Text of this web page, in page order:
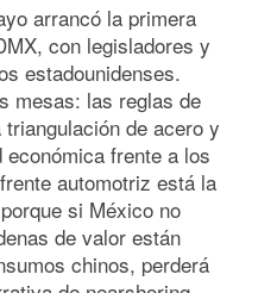
arrancó la primera
con legisladores y
estadounidenses.
mesas: las reglas de
de acero y
frente a los
automotriz está la
si México no
de valor están
chinos, perderá